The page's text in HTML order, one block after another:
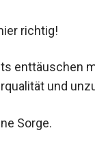
richtig!
enttäuschen
und